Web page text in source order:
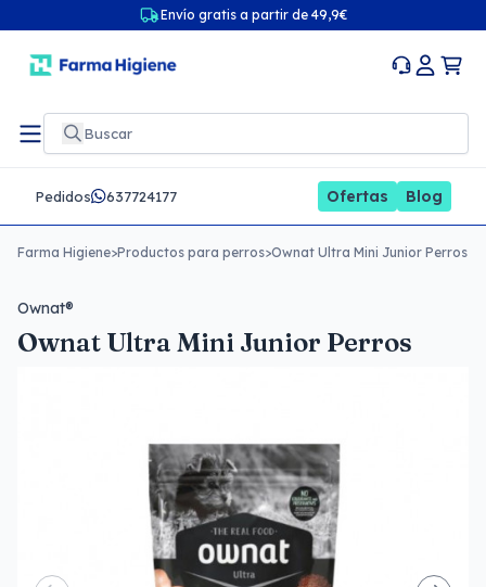
Envío gratis a partir de 49,9€
Pedidos 637724177 Ofertas Blog
Farma Higiene>Productos para perros>Ownat Ultra Mini Junior Perros
Ownat®
Ownat Ultra Mini Junior Perros